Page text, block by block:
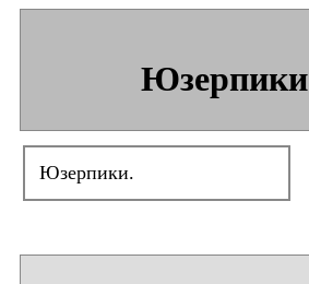
Юзерпики
Юзерпики.